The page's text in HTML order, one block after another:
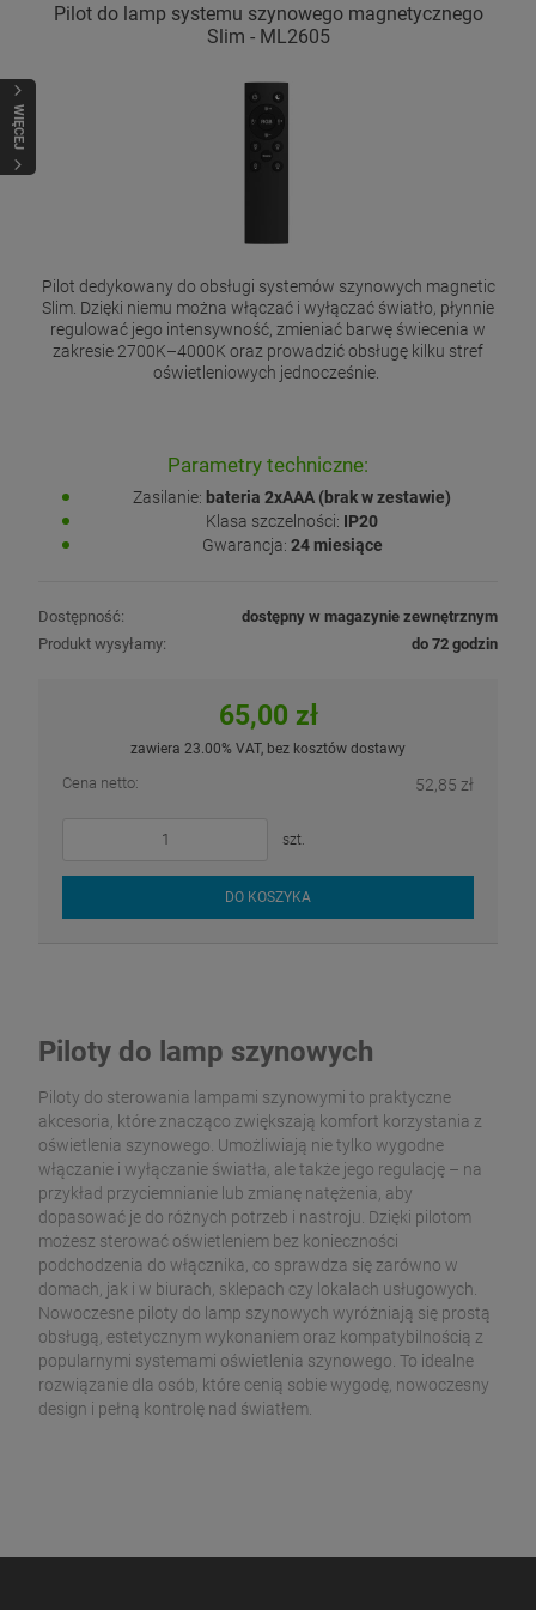
WIĘCEJ
Pilot do lamp systemu szynowego magnetycznego
Slim - ML2605
Pilot dedykowany do obsługi systemów szynowych magnetic
Slim. Dzięki niemu można włączać i wyłączać światło, płynnie
regulować jego intensywność, zmieniać barwę świecenia w
zakresie 2700K–4000K oraz prowadzić obsługę kilku stref
oświetleniowych jednocześnie.
Parametry techniczne:
Zasilanie: bateria 2xAAA (brak w zestawie)
Klasa szczelności: IP20
Gwarancja: 24 miesiące
Dostępność:
dostępny w magazynie zewnętrznym
Produkt wysyłamy:
do 72 godzin
65,00 zł
zawiera 23.00% VAT, bez kosztów dostawy
Cena netto: 52,85 zł
szt.
DO KOSZYKA
Piloty do lamp szynowych
Piloty do sterowania lampami szynowymi to praktyczne
akcesoria, które znacząco zwiększają komfort korzystania z
oświetlenia szynowego. Umożliwiają nie tylko wygodne
włączanie i wyłączanie światła, ale także jego regulację – na
przykład przyciemnianie lub zmianę natężenia, aby
dopasować je do różnych potrzeb i nastroju. Dzięki pilotom
możesz sterować oświetleniem bez konieczności
podchodzenia do włącznika, co sprawdza się zarówno w
domach, jak i w biurach, sklepach czy lokalach usługowych.
Nowoczesne piloty do lamp szynowych wyróżniają się prostą
obsługą, estetycznym wykonaniem oraz kompatybilnością z
popularnymi systemami oświetlenia szynowego. To idealne
rozwiązanie dla osób, które cenią sobie wygodę, nowoczesny
design i pełną kontrolę nad światłem.